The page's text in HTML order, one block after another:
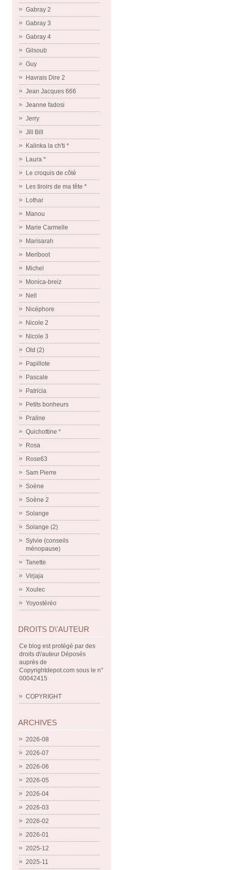
Gabray 2
Gabray 3
Gabray 4
Gilsoub
Guy
Havrais Dire 2
Jean Jacques 666
Jeanne fadosi
Jerry
Jill Bill
Kalinka la ch'ti *
Laura *
Le croquis de côté
Les tiroirs de ma tête *
Lothar
Manou
Marie Carmelle
Marisarah
Meriboot
Michel
Monica-breiz
Nell
Nicéphore
Nicole 2
Nicole 3
Old (2)
Papillote
Pascale
Patricia
Petits bonheurs
Praline
Quichottine *
Rosa
Rose63
Sam Pierre
Soène
Soène 2
Solange
Solange (2)
Sylvie (conseils
ménopause)
Tanette
Virjaja
Xoulec
Yoyostéréo
DROITS D\'AUTEUR
Ce blog est protégé par des
droits d\'auteur Déposés
auprès de
Copyrightdepot.com sous le n°
00042415
COPYRIGHT
ARCHIVES
2026-08
2026-07
2026-06
2026-05
2026-04
2026-03
2026-02
2026-01
2025-12
2025-11